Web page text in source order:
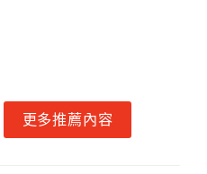
第五條（付款方式）
還）
更多推薦內容